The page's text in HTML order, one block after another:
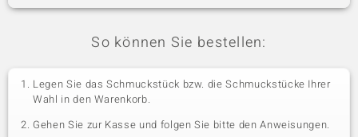
So können Sie bestellen:
Legen Sie das Schmuckstück bzw. die Schmuckstücke Ihrer
Wahl in den Warenkorb.
Gehen Sie zur Kasse und folgen Sie bitte den Anweisungen.